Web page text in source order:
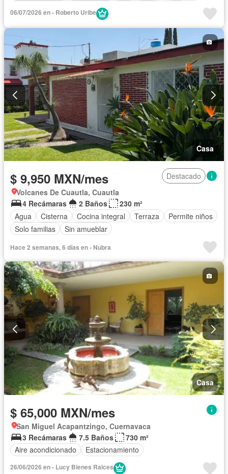
Circuito cerrado de televisión
Recámara con closet
06/07/2026 en - Roberto Uribe
Casa
$ 9,950 MXN/mes
Destacado
Volcanes De Cuautla, Cuautla
4 Recámaras
2 Baños
230 m²
Agua
Cisterna Cocina integral Terraza
Permite niños
Solo familias
Sin amueblar
Hace 2 semanas, 6 días en - Nubra
Casa
$ 65,000 MXN/mes
San Miguel Acapantzingo, Cuernavaca
3 Recámaras
7.5 Baños
730 m²
Aire acondicionado
Estacionamiento
26/06/2026 en - Lucy Bienes Raices